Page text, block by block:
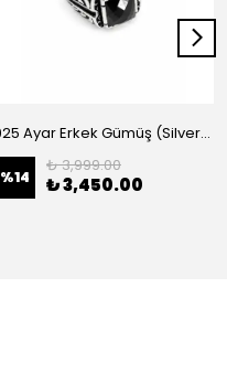
925 Ayar Erkek Gümüş (Silver) Yüzük
%14
₺ 3,999.00
₺ 3,450.00